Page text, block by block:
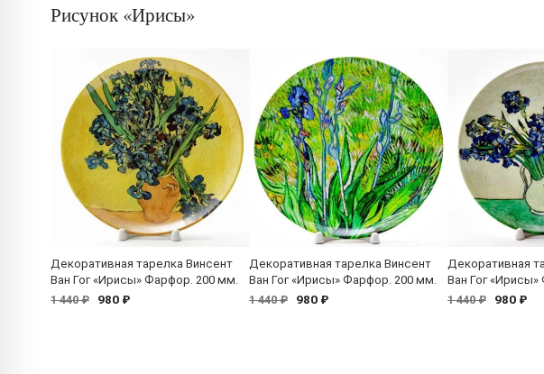
Рисунок «Ирисы»
Декоративная тарелка Винсент
Ван Гог «Ирисы» Фарфор. 200 мм.
1 440 ₽
980 ₽
Декоративная тарелка Винсент
Ван Гог «Ирисы» Фарфор. 200 мм.
1 440 ₽
980 ₽
Декоративная
Ван Гог
1 440 ₽
980 ₽